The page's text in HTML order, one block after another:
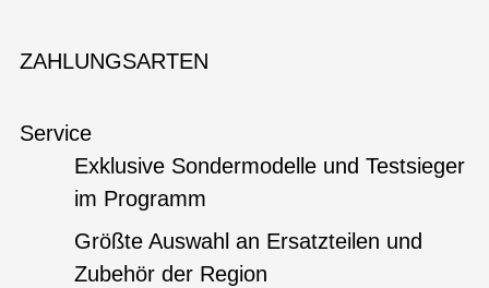
ZAHLUNGSARTEN
Service
Exklusive Sondermodelle und Testsieger
im Programm
Größte Auswahl an Ersatzteilen und
Zubehör der Region